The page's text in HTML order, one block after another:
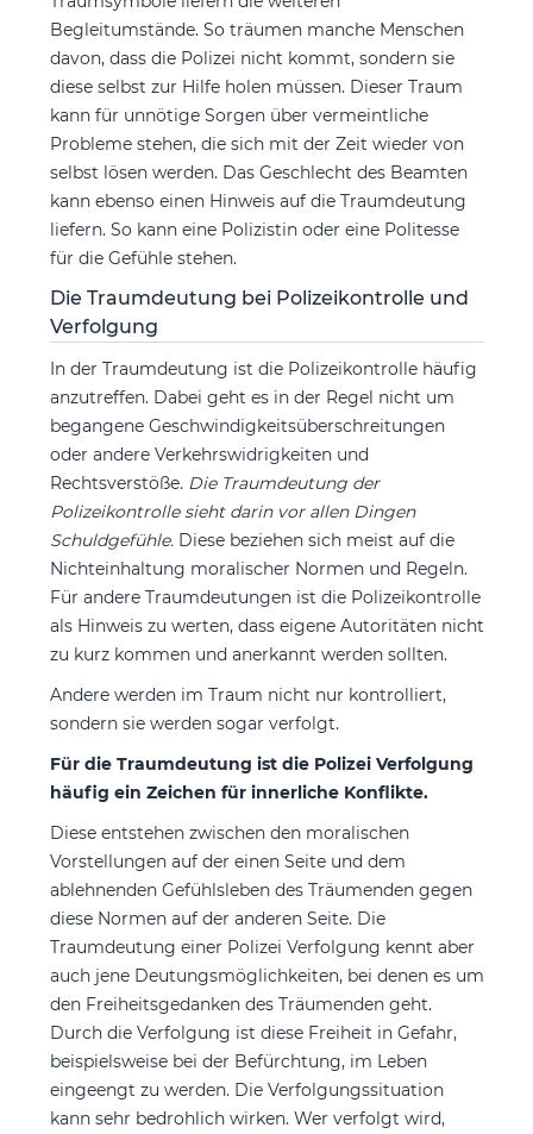
Begleitumstände. So träumen manche Menschen
davon, dass die Polizei nicht kommt, sondern sie
diese selbst zur Hilfe holen müssen. Dieser Traum
kann für unnötige Sorgen über vermeintliche
Probleme stehen, die sich mit der Zeit wieder von
selbst lösen werden. Das Geschlecht des Beamten
kann ebenso einen Hinweis auf die Traumdeutung
liefern. So kann eine Polizistin oder eine Politesse
für die Gefühle stehen.
Die Traumdeutung bei Polizeikontrolle und
Verfolgung
In der Traumdeutung ist die Polizeikontrolle häufig
anzutreffen. Dabei geht es in der Regel nicht um
begangene Geschwindigkeitsüberschreitungen
oder andere Verkehrswidrigkeiten und
Rechtsverstöße. Die Traumdeutung der
Polizeikontrolle sieht darin vor allen Dingen
Schuldgefühle. Diese beziehen sich meist auf die
Nichteinhaltung moralischer Normen und Regeln.
Für andere Traumdeutungen ist die Polizeikontrolle
als Hinweis zu werten, dass eigene Autoritäten nicht
zu kurz kommen und anerkannt werden sollten.
Andere werden im Traum nicht nur kontrolliert,
sondern sie werden sogar verfolgt.
Für die Traumdeutung ist die Polizei Verfolgung
häufig ein Zeichen für innerliche Konflikte.
Diese entstehen zwischen den moralischen
Vorstellungen auf der einen Seite und dem
ablehnenden Gefühlsleben des Träumenden gegen
diese Normen auf der anderen Seite. Die
Traumdeutung einer Polizei Verfolgung kennt aber
auch jene Deutungsmöglichkeiten, bei denen es um
den Freiheitsgedanken des Träumenden geht.
Durch die Verfolgung ist diese Freiheit in Gefahr,
beispielsweise bei der Befürchtung, im Leben
eingeengt zu werden. Die Verfolgungssituation
kann sehr bedrohlich wirken. Wer verfolgt wird,